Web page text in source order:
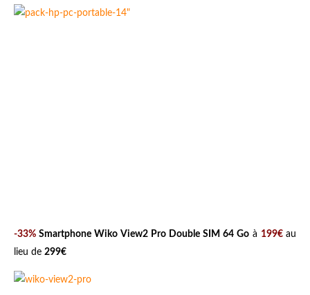
-33% Smartphone Wiko View2 Pro Double SIM 64 Go à 199€ au
lieu de 299€